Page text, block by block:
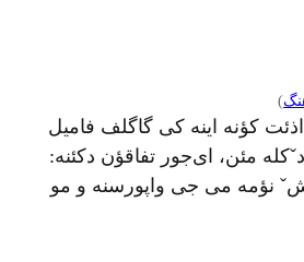
)
کؤنه اینه کی گاگلف فامیل
مئن، ای‌جور تفاقؤن دکئنه:
نؤمه می جی واپورسنه و مو
نؤمه ندؤنی؟ ./آقایی سفره